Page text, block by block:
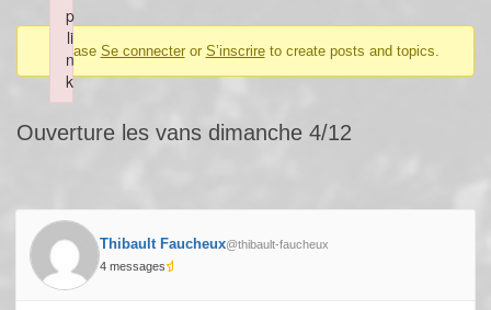
Please Se connecteror S’inscrireto create posts and topics.
Ouverture les vans dimanche 4/12
Thibault Faucheux@thibault-faucheux
4 messages
p
li
n
k
Failed to initialize plugin: wplink